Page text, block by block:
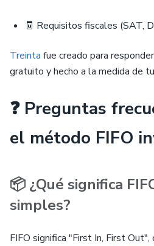
🧾 Requisitos fiscales (SAT,
Treinta fue creado para
gratuito y hecho a la medida de
❓ Preguntas
el método FIFO
📦 ¿Qué significa
simples?
FIFO significa "First In, First